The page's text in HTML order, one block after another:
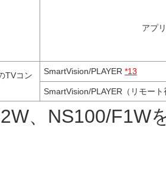
アプ
TVコン
SmartVision/PLAYER *13
SmartVision/PLAYER（リモー
、NS100/F1W